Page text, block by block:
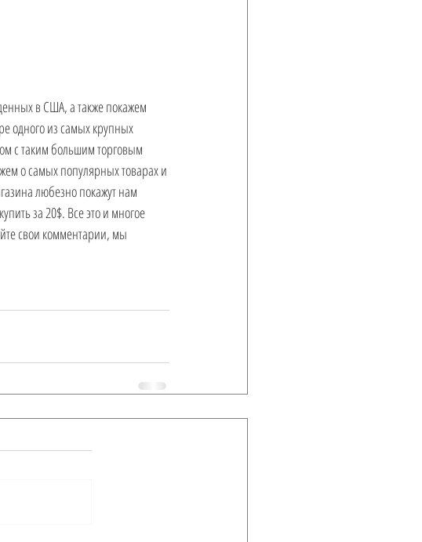
в США, а также покажем
одного из самых крупных
с таким большим торговым
о самых популярных товарах и
любезно покажут нам
за 20$. Все это и многое
свои комментарии, мы